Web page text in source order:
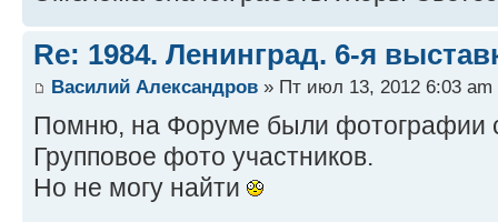
Re: 1984. Ленинград. 6-я
Василий Александров » Пт июл 13, 2012 6:03 am
Помню, на Форуме были фотографии
Групповое фото участников.
Но не могу найти